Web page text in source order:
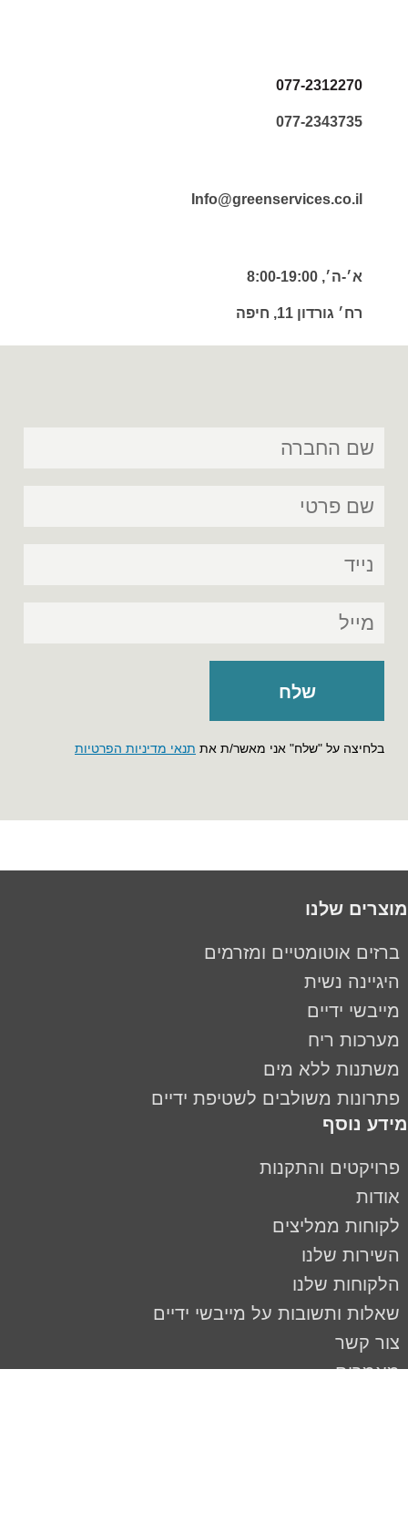
077-2312270
077-2343735
Info@greenservices.co.il
א׳-ה׳, 8:00-19:00
רח׳ גורדון 11, חיפה
בלחיצה על "שלח" אני מאשר/ת את תנאי מדיניות הפרטיות
מוצרים שלנו
ברזים אוטומטיים ומזרמים
היגיינה נשית
מייבשי ידיים
מערכות ריח
משתנות ללא מים
פתרונות משולבים לשטיפת ידיים
מידע נוסף
פרויקטים והתקנות
אודות
לקוחות ממליצים
השירות שלנו
הלקוחות שלנו
שאלות ותשובות על מייבשי ידיים
צור קשר
מאמרים